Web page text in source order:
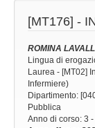
[MT176] -
ROMINA
Lingua di
Laurea - [MT02]
Infermiere)
Dipartimento:
Pubblica
Anno di corso: 3